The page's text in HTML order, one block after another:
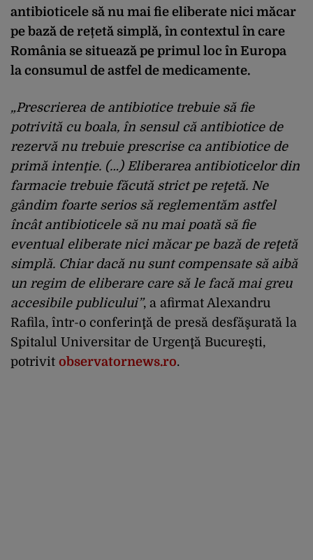
antibioticele să nu mai fie eliberate nici măcar
pe bază de rețetă simplă, în contextul în care
România se situează pe primul loc în Europa
la consumul de astfel de medicamente.
„Prescrierea de antibiotice trebuie să fie
potrivită cu boala, în sensul că antibiotice de
rezervă nu trebuie prescrise ca antibiotice de
primă intenţie. (…) Eliberarea antibioticelor din
farmacie trebuie făcută strict pe reţetă. Ne
gândim foarte serios să reglementăm astfel
încât antibioticele să nu mai poată să fie
eventual eliberate nici măcar pe bază de reţetă
simplă. Chiar dacă nu sunt compensate să aibă
un regim de eliberare care să le facă mai greu
accesibile publicului”, a afirmat Alexandru
Rafila, într-o conferinţă de presă desfăşurată la
Spitalul Universitar de Urgenţă Bucureşti,
potrivit observatornews.ro.